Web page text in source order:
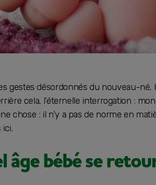
gestes désordonnés du nouveau-
cela, l’éternelle interrogation :
chose : il n’y a pas de norme en
âge bébé se